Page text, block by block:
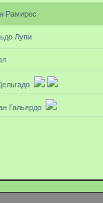
Рамирес
Лупи
Гальярдо